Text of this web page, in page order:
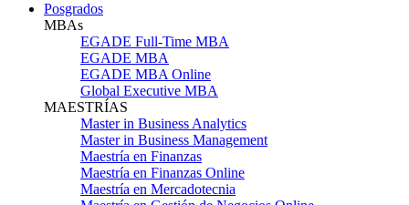
Posgrados
MBAs
EGADE Full-Time MBA
EGADE MBA
EGADE MBA Online
Global Executive MBA
MAESTRÍAS
Master in Business Analytics
Master in Business Management
Maestría en Finanzas
Maestría en Finanzas Online
Maestría en Mercadotecnia